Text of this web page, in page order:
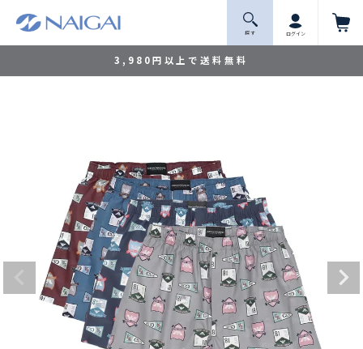
3,980円以上で送料無料
探 す ログイン